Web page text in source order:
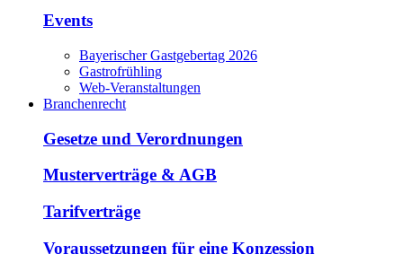
Events
Bayerischer Gastgebertag 2026
Gastrofrühling
Web-Veranstaltungen
Branchenrecht
Gesetze und Verordnungen
Musterverträge & AGB
Tarifverträge
Voraussetzungen für eine Konzession